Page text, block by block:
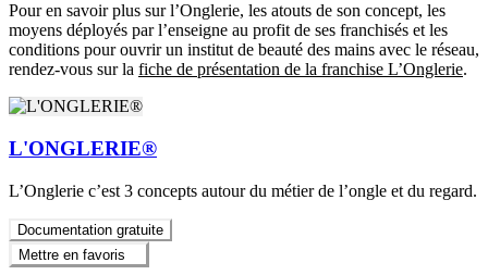
Pour en savoir plus sur l’Onglerie, les atouts de son concept, les
moyens déployés par l’enseigne au profit de ses franchisés et les
conditions pour ouvrir un institut de beauté des mains avec le réseau,
rendez-vous sur la fiche de présentation de la franchise L’Onglerie.
L'ONGLERIE®
L’Onglerie c’est 3 concepts autour du métier de l’ongle et du regard.
Documentation gratuite
Mettre en favoris